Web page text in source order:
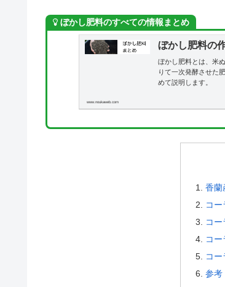
ぼかし肥料のすべての情報まとめ
ぼかし肥料の
ぼかし肥料とは、米
りて一次発酵させた
めて説明します。
www.noukaweb.com
香蘭
コ
コ
コ
コ
参考